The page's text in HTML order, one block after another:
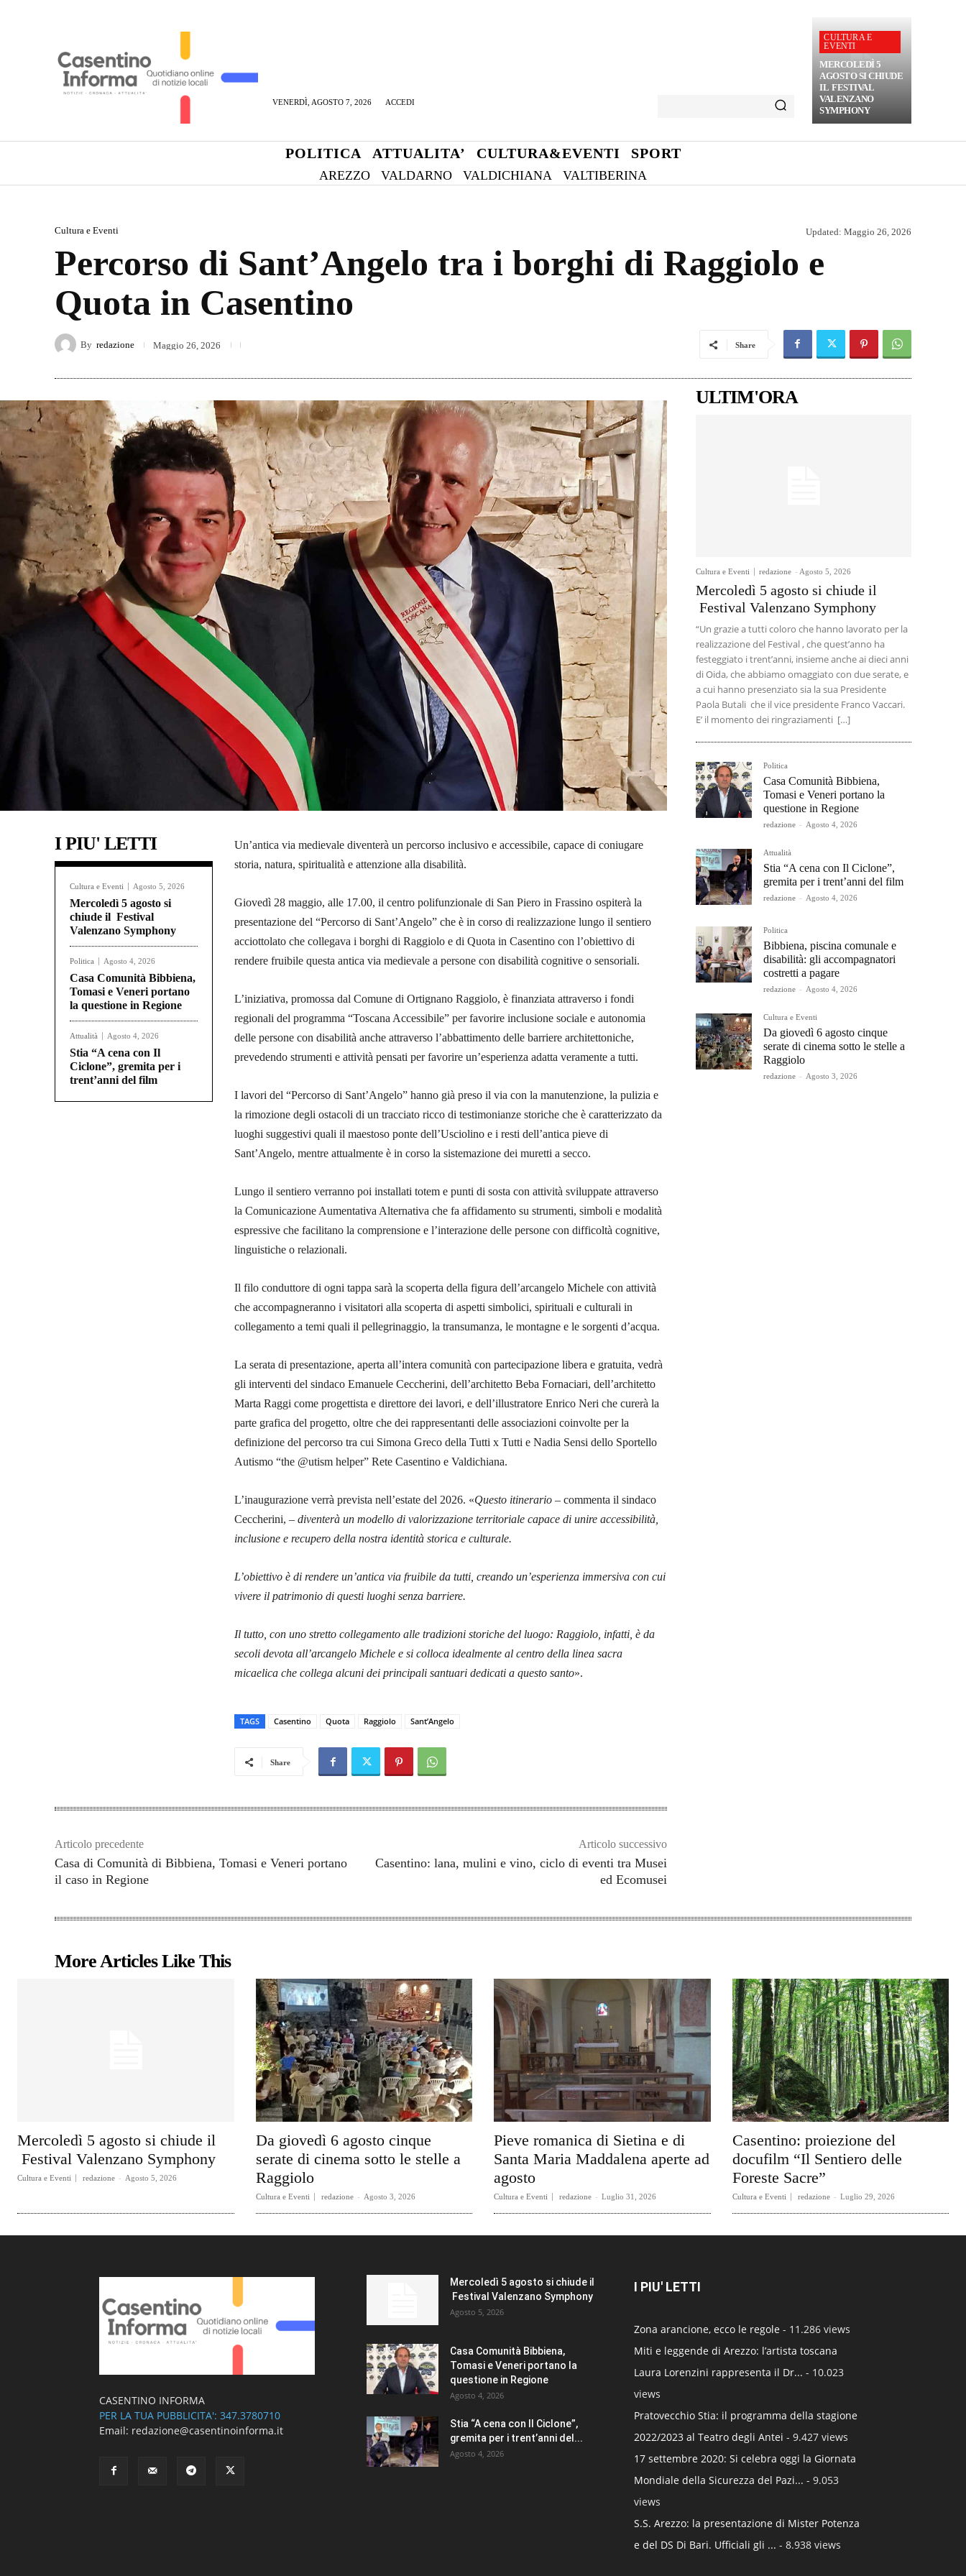
VENERDÌ, AGOSTO 7, 2026 ACCEDI
CULTURA E
EVENTI
MERCOLEDÌ 5
AGOSTO SI CHIUDE
IL FESTIVAL
VALENZANO
SYMPHONY
POLITICA ATTUALITA’ CULTURA&EVENTI SPORT
AREZZO VALDARNO VALDICHIANA VALTIBERINA
Cultura e Eventi Updated: Maggio 26, 2026
Percorso di Sant’Angelo tra i borghi di Raggiolo e
Quota in Casentino
By redazione Maggio 26, 2026 Share
I PIU' LETTI
Cultura e Eventi Agosto 5, 2026
Mercoledì 5 agosto si
chiude il Festival
Valenzano Symphony
Politica Agosto 4, 2026
Casa Comunità Bibbiena,
Tomasi e Veneri portano
la questione in Regione
Attualità Agosto 4, 2026
Stia “A cena con Il
Ciclone”, gremita per i
trent’anni del film
Un’antica via medievale diventerà un percorso inclusivo e accessibile, capace di coniugare
storia, natura, spiritualità e attenzione alla disabilità.
Giovedì 28 maggio, alle 17.00, il centro polifunzionale di San Piero in Frassino ospiterà la
presentazione del “Percorso di Sant’Angelo” che è in corso di realizzazione lungo il sentiero
acciottolato che collegava i borghi di Raggiolo e di Quota in Casentino con l’obiettivo di
rendere fruibile questa antica via medievale a persone con disabilità cognitive o sensoriali.
L’iniziativa, promossa dal Comune di Ortignano Raggiolo, è finanziata attraverso i fondi
regionali del programma “Toscana Accessibile” per favorire inclusione sociale e autonomia
delle persone con disabilità anche attraverso l’abbattimento delle barriere architettoniche,
prevedendo strumenti e attività pensati per favorire un’esperienza adatta veramente a tutti.
I lavori del “Percorso di Sant’Angelo” hanno già preso il via con la manutenzione, la pulizia e
la rimozione degli ostacoli di un tracciato ricco di testimonianze storiche che è caratterizzato da
luoghi suggestivi quali il maestoso ponte dell’Usciolino e i resti dell’antica pieve di
Sant’Angelo, mentre attualmente è in corso la sistemazione dei muretti a secco.
Lungo il sentiero verranno poi installati totem e punti di sosta con attività sviluppate attraverso
la Comunicazione Aumentativa Alternativa che fa affidamento su strumenti, simboli e modalità
espressive che facilitano la comprensione e l’interazione delle persone con difficoltà cognitive,
linguistiche o relazionali.
Il filo conduttore di ogni tappa sarà la scoperta della figura dell’arcangelo Michele con attività
che accompagneranno i visitatori alla scoperta di aspetti simbolici, spirituali e culturali in
collegamento a temi quali il pellegrinaggio, la transumanza, le montagne e le sorgenti d’acqua.
La serata di presentazione, aperta all’intera comunità con partecipazione libera e gratuita, vedrà
gli interventi del sindaco Emanuele Ceccherini, dell’architetto Beba Fornaciari, dell’architetto
Marta Raggi come progettista e direttore dei lavori, e dell’illustratore Enrico Neri che curerà la
parte grafica del progetto, oltre che dei rappresentanti delle associazioni coinvolte per la
definizione del percorso tra cui Simona Greco della Tutti x Tutti e Nadia Sensi dello Sportello
Autismo “the @utism helper” Rete Casentino e Valdichiana.
L’inaugurazione verrà prevista nell’estate del 2026. «Questo itinerario – commenta il sindaco
Ceccherini, – diventerà un modello di valorizzazione territoriale capace di unire accessibilità,
inclusione e recupero della nostra identità storica e culturale.
L’obiettivo è di rendere un’antica via fruibile da tutti, creando un’esperienza immersiva con cui
vivere il patrimonio di questi luoghi senza barriere.
Il tutto, con uno stretto collegamento alle tradizioni storiche del luogo: Raggiolo, infatti, è da
secoli devota all’arcangelo Michele e si colloca idealmente al centro della linea sacra
micaelica che collega alcuni dei principali santuari dedicati a questo santo».
TAGS Casentino Quota Raggiolo Sant’Angelo
Share
Articolo precedente
Casa di Comunità di Bibbiena, Tomasi e Veneri portano
il caso in Regione
Articolo successivo
Casentino: lana, mulini e vino, ciclo di eventi tra Musei
ed Ecomusei
ULTIM'ORA
Cultura e Eventi redazione - Agosto 5, 2026
Mercoledì 5 agosto si chiude il
Festival Valenzano Symphony
“Un grazie a tutti coloro che hanno lavorato per la
realizzazione del Festival , che quest’anno ha
festeggiato i trent’anni, insieme anche ai dieci anni
di Oida, che abbiamo omaggiato con due serate, e
a cui hanno presenziato sia la sua Presidente
Paola Butali che il vice presidente Franco Vaccari.
E’ il momento dei ringraziamenti […]
Politica
Casa Comunità Bibbiena,
Tomasi e Veneri portano la
questione in Regione
redazione - Agosto 4, 2026
Attualità
Stia “A cena con Il Ciclone”,
gremita per i trent’anni del film
redazione - Agosto 4, 2026
Politica
Bibbiena, piscina comunale e
disabilità: gli accompagnatori
costretti a pagare
redazione - Agosto 4, 2026
Cultura e Eventi
Da giovedì 6 agosto cinque
serate di cinema sotto le stelle a
Raggiolo
redazione - Agosto 3, 2026
More Articles Like This
Mercoledì 5 agosto si chiude il
Festival Valenzano Symphony
Cultura e Eventi redazione - Agosto 5, 2026
Da giovedì 6 agosto cinque
serate di cinema sotto le stelle a
Raggiolo
Cultura e Eventi redazione - Agosto 3, 2026
Pieve romanica di Sietina e di
Santa Maria Maddalena aperte ad
agosto
Cultura e Eventi redazione - Luglio 31, 2026
Casentino: proiezione del
docufilm “Il Sentiero delle
Foreste Sacre”
Cultura e Eventi redazione - Luglio 29, 2026
CASENTINO INFORMA
PER LA TUA PUBBLICITA': 347.3780710
Email: redazione@casentinoinforma.it
Mercoledì 5 agosto si chiude il
Festival Valenzano Symphony
Agosto 5, 2026
Casa Comunità Bibbiena,
Tomasi e Veneri portano la
questione in Regione
Agosto 4, 2026
Stia “A cena con Il Ciclone”,
gremita per i trent’anni del...
Agosto 4, 2026
I PIU' LETTI
Zona arancione, ecco le regole - 11.286 views
Miti e leggende di Arezzo: l’artista toscana
Laura Lorenzini rappresenta il Dr... - 10.023
views
Pratovecchio Stia: il programma della stagione
2022/2023 al Teatro degli Antei - 9.427 views
17 settembre 2020: Si celebra oggi la Giornata
Mondiale della Sicurezza del Pazi... - 9.053
views
S.S. Arezzo: la presentazione di Mister Potenza
e del DS Di Bari. Ufficiali gli ... - 8.938 views